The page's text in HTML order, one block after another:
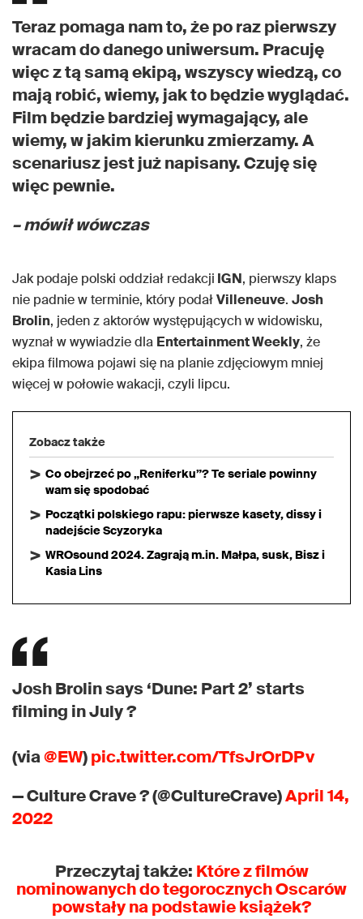
Teraz pomaga nam to, że po raz pierwszy
wracam do danego uniwersum. Pracuję
więc z tą samą ekipą, wszyscy wiedzą, co
mają robić, wiemy, jak to będzie wyglądać.
Film będzie bardziej wymagający, ale
wiemy, w jakim kierunku zmierzamy. A
scenariusz jest już napisany. Czuję się
więc pewnie.
– mówił wówczas
Jak podaje polski oddział redakcji IGN, pierwszy klaps
nie padnie w terminie, który podałVilleneuve. Josh
Brolin, jeden z aktorów występujących w widowisku,
wyznał w wywiadzie dla Entertainment Weekly, że
ekipa filmowa pojawi się na planie zdjęciowym mniej
więcej w połowie wakacji, czyli lipcu.
Zobacz także
Co obejrzeć po „Reniferku”? Te seriale powinny
wam się spodobać
Początki polskiego rapu: pierwsze kasety, dissy i
nadejście Scyzoryka
WROsound 2024. Zagrają m.in. Małpa, susk, Bisz i
Kasia Lins
Josh Brolin says ‘Dune: Part 2’ starts
filming in July ?
(via@EW)pic.twitter.com/TfsJrOrDPv
— Culture Crave ? (@CultureCrave)April 14,
2022
Przeczytaj także: Które z filmów
nominowanych do tegorocznych Oscarów
powstały na podstawie książek?